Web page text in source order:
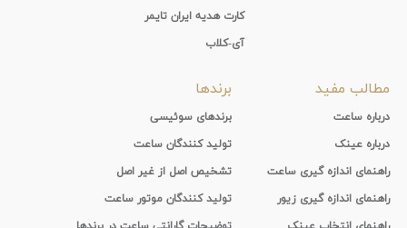
کارت هدیه ایران تایمر
آی-کلاب
مطالب مفید
درباره ساعت
درباره عینک
راهنمای اندازه گیری ساعت
راهنمای اندازه گیری زیور
برندها
برندهای سوئیسی
تولید کنندگان ساعت
تشخیص اصل از غیر اصل
تولید کنندگان موتور ساعت